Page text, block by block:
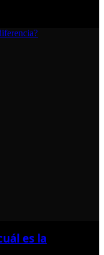
es la